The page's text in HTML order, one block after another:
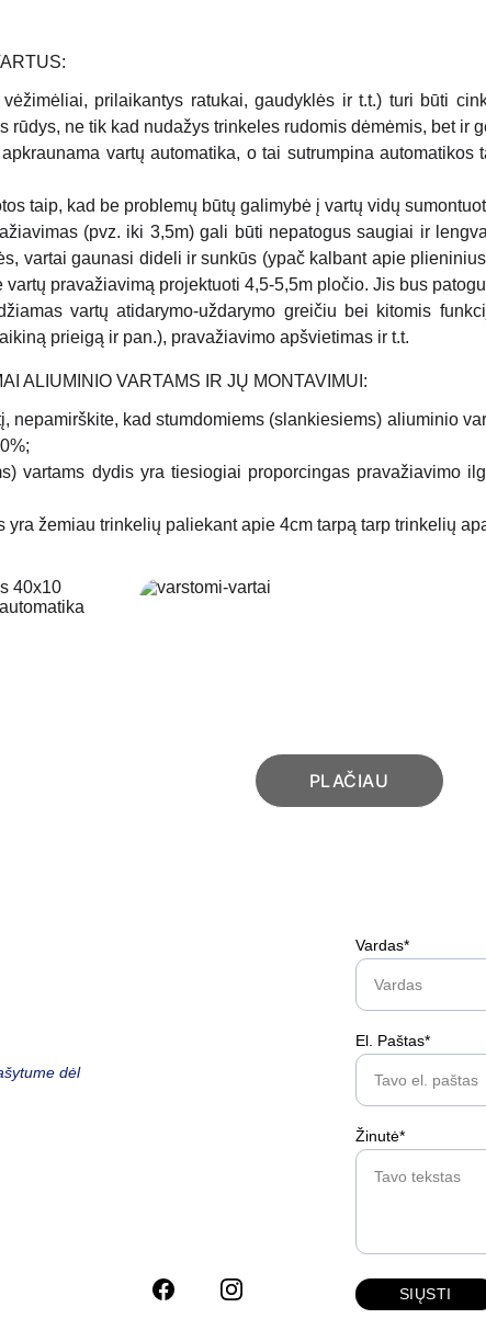
ALIUMINIO VARTAMS IR JŲ MONTAVIMUI:
nepamirškite, kad stumdomiems (slankiesiems) aliuminio
vartams dydis yra tiesiogiai proporcingas
yra žemiau trinkelių paliekant apie 4cm tarpą tarp trinkelių
prilaikantys ratukai, gaudyklės ir t.t.) turi būti
rūdys, ne tik kad nudažys trinkeles rudomis dėmėmis, bet ir
vartų automatika, o tai sutrumpina
taip, kad be problemų būtų galimybė į vartų vidų
(pvz. iki 3,5m) gali būti nepatogus saugiai ir
vartai gaunasi dideli ir sunkūs (ypač kalbant apie
pravažiavimą projektuoti 4,5-5,5m pločio. Jis bus
vartų atidarymo-uždarymo greičiu bei kitomis
prieigą ir pan.), pravažiavimo apšvietimas ir t.t.
PLAČIAU
dėl
Vardas*
El. Paštas*
Žinutė*
SIŲSTI